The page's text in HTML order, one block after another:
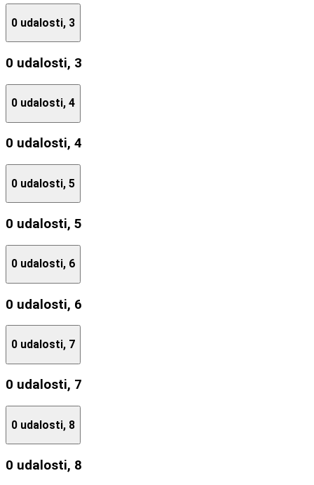
0 udalosti, 3
0 udalosti, 3
0 udalosti, 4
0 udalosti, 4
0 udalosti, 5
0 udalosti, 5
0 udalosti, 6
0 udalosti, 6
0 udalosti, 7
0 udalosti, 7
0 udalosti, 8
0 udalosti, 8